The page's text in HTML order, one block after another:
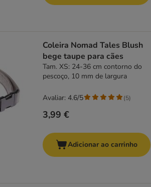
Coleira Nomad Tales Blush
bege taupe para cães
Tam. XS: 24-36 cm contorno do
pescoço, 10 mm de largura
3,99 €
Avaliar: 4.6/5 (5)
Adicionar ao carrinho